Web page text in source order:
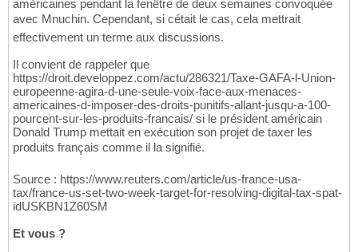
américaines pendant la fenêtre de deux semaines convoquée
avec Mnuchin. Cependant, si cétait le cas, cela mettrait
effectivement un terme aux discussions.
Il convient de rappeler que
https://droit.developpez.com/actu/286321/Taxe-GAFA-l-Union-
europeenne-agira-d-une-seule-voix-face-aux-menaces-
americaines-d-imposer-des-droits-punitifs-allant-jusqu-a-100-
pourcent-sur-les-produits-francais/ si le président américain
Donald Trump mettait en exécution son projet de taxer les
produits français comme il la signifié.
Source : https://www.reuters.com/article/us-france-usa-
tax/france-us-set-two-week-target-for-resolving-digital-tax-spat-
idUSKBN1Z60SM
Et vous ?